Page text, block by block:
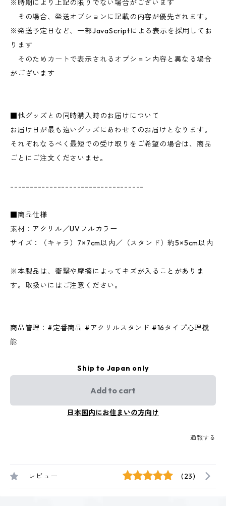
※時期により上記の限りでない場合がございます
その場合、発送オプションに記載の内容が優先されます。
※発送予定日など、一部JavaScriptによる表示を採用してお
ります
そのためカートで表示されるオプション内容と異なる場合
がございます
■他グッズとの同時購入時のお届けについて
お届け日が最も遠いグッズにあわせてのお届けとなります。
それぞれなるべく最短での受け取りをご希望の場合は、商品
ごとにご注文くださいませ。
----------------------------------
■商品仕様
素材：アクリル／UVフルカラー
サイズ：（キャラ）7×7cm以内／（スタンド）約5×5cm以内
※本製品は、衝撃や摩擦によってキズが入ることがありま
す。取扱いにはご注意ください。
商品管理：#定番商品 #アクリルスタンド #16タイプ心理機
能
Ship to Japan only
Add to cart
日本国内にお住まいの方向け
通報する
レビュー (23)